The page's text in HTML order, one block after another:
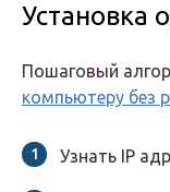
Установка
Пошаговый
компьютеру без
Узнать IP